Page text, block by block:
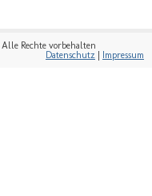
Alle Rechte vorbehalten
Datenschutz
Impressum